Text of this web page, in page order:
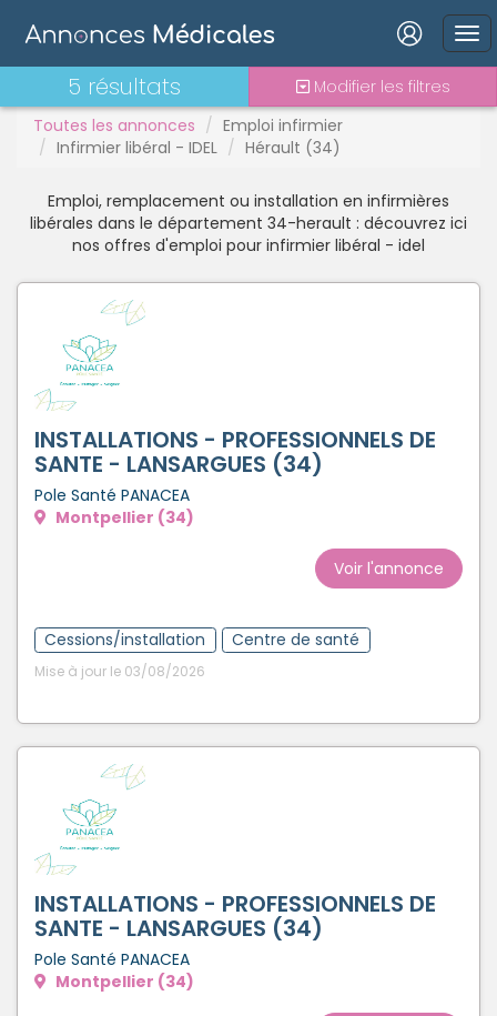
Connexion
Mot de passe oublié ?
Inscrivez-vous en un clic !
Toutes les annonces
Emploi infirmier
Infirmier libéral - IDEL
Hérault (34)
5 résultats Modifier les filtres
Interne
Mutation
PAC
PH
Praticien contractuel
Statut TNS
Vacations
Emploi, remplacement ou installation en infirmières
libérales dans le département 34-herault : découvrez ici
nos offres d'emploi pour infirmier libéral - idel
INSTALLATIONS - PROFESSIONNELS DE
SANTE - LANSARGUES (34)
Pole Santé PANACEA
Montpellier (34)
Voir l'annonce
Cessions/installation Centre de santé
Mise à jour le 03/08/2026
INSTALLATIONS - PROFESSIONNELS DE
SANTE - LANSARGUES (34)
Pole Santé PANACEA
Montpellier (34)